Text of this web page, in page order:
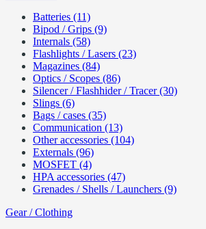
Batteries (11)
Bipod / Grips (9)
Internals (58)
Flashlights / Lasers (23)
Magazines (84)
Optics / Scopes (86)
Silencer / Flashhider / Tracer (30)
Slings (6)
Bags / cases (35)
Communication (13)
Other accessories (104)
Externals (96)
MOSFET (4)
HPA accessories (47)
Grenades / Shells / Launchers (9)
Gear / Clothing